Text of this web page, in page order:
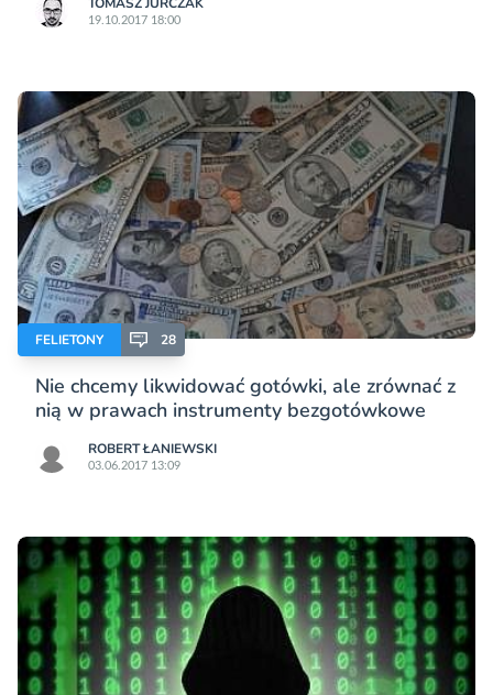
19.10.2017 18:00
FELIETONY 28
Nie chcemy likwidować gotówki, ale zrównać z
nią w prawach instrumenty bezgotówkowe
ROBERT ŁANIEWSKI
03.06.2017 13:09